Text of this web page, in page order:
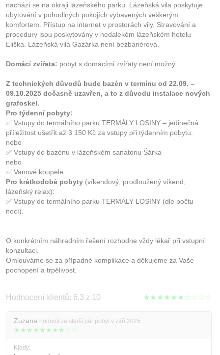
nachází se na okraji lázeňského parku. Lázeňská vila poskytuje
ubytování v pohodlných pokojích vybavených veškerým
komfortem. Přístup na internet v prostorách vily. Stravování a
procedury jsou poskytovány v nedalekém lázeňském hotelu
Eliška. Lázeňská vila Gazárka není bezbariérová.
Domácí zvířata: pobyt s domácími zvířaty není možný.
Z technických důvodů bude bazén v termínu od 22.09. –
09.10.2025 dočasně uzavřen, a to z důvodu instalace nových
grafoskel.
Pro týdenní pobyty:
✅ Vstupy do termálního parku TERMÁLY LOSINY – jedinečná
příležitost ušetřit až 3 150 Kč za vstupy při týdenním pobytu.
nebo
✅ Vstupy do bazénu v lázeňském sanatoriu Šárka
nebo
✅ Vanové koupele
Pro krátkodobé pobyty (víkendový, prodloužený víkend,
lázeňský relax):
✅ Vstupy do termálního parku TERMÁLY LOSINY (dle počtu
nocí).
O konkrétním náhradním řešení rozhodne vždy lékař při vstupní
konzultaci.
Omlouváme se za případné komplikace a děkujeme za Vaše
pochopení a trpělivost.
Hodnocení klientů: 6,3 z 10 ★★★★★★☆☆☆☆
Zuzana hodnotí za starší pár pobyt v září 2025
★★★★★★★★☆☆
Klady: